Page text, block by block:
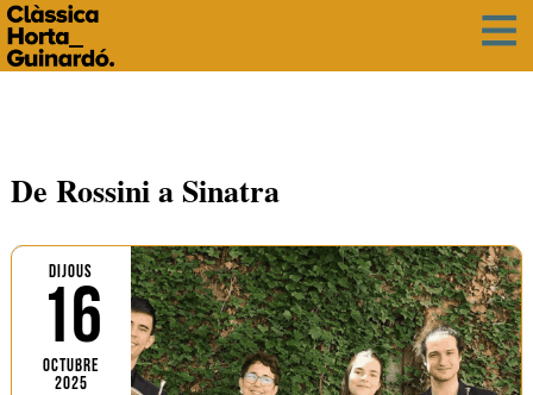
De Rossini a Sinatra
DIJOUS
16
OCTUBRE
2025